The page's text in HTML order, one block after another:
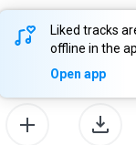
Liked tracks
offline in the
Open app
more...